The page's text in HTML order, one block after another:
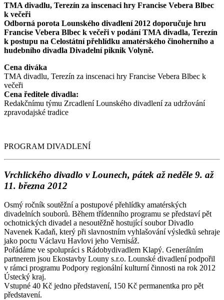
TMA divadlu, Terezín za inscenaci hry Francise Vebera Blbec
k večeři
Odborná porota Lounského divadlení 2012 doporučuje hru
Francise Vebera Blbec k večeři v podání TMA divadla, Terezín
k postupu na Celostátní přehlídku amatérského činoherního a
hudebního divadla Divadelní piknik Volyně.
Cena diváka
TMA divadlu, Terezín za inscenaci hry Francise Vebera Blbec k
večeři
Cena ředitele divadla:
Redakčnímu týmu Zrcadlení Lounského divadlení za udržování
zpravodajské tradice
PROGRAM DIVADLENÍ
Vrchlického divadlo v Lounech, pátek až neděle 9. až
11. března 2012
Osmý ročník soutěžní a postupové přehlídky amatérských
divadelních souborů. Během třídenního programu se představí pět
ochotnických divadel a nesoutěžně hostující soubor Divadlo
Navenek Kadaň, který při slavnostním vyhlašování výsledků sehraje
jako poctu Václavu Havlovi jeho Vernisáž.
Pořádáme ve spolupráci s Rádobydivadlem Klapý. Generálním
partnerem jsou Ekostavby Louny s.r.o. Lounské divadlení podpořil
v rámci programu Podpory regionální kulturní činnosti na rok 2012
Ústecký kraj.
Vstupné 40 Kč jedno představení, 150 Kč permanentka pro pět
představení.